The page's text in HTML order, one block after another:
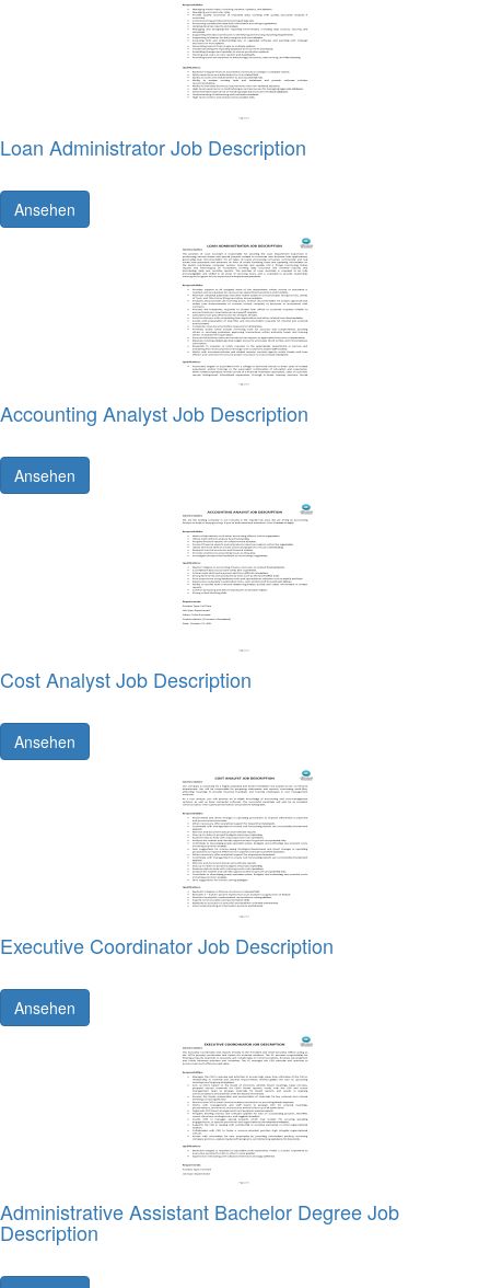
Loan Administrator Job Description
Ansehen
Accounting Analyst Job Description
Ansehen
Cost Analyst Job Description
Ansehen
Executive Coordinator Job Description
Ansehen
Administrative Assistant Bachelor Degree Job
Description